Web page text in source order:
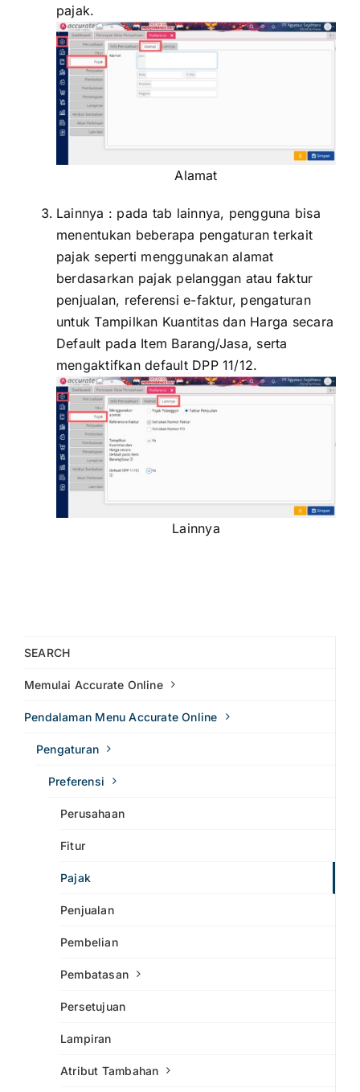
pajak.
Alamat
Lainnya : pada tab lainnya, pengguna bisa
menentukan beberapa pengaturan terkait
pajak seperti menggunakan alamat
berdasarkan pajak pelanggan atau faktur
penjualan, referensi e-faktur, pengaturan
untuk Tampilkan Kuantitas dan Harga secara
Default pada Item Barang/Jasa, serta
mengaktifkan default DPP 11/12.
Lainnya
SEARCH
Memulai Accurate Online
Pendalaman Menu Accurate Online
Pengaturan
Preferensi
Perusahaan
Fitur
Pajak
Penjualan
Pembelian
Pembatasan
Persetujuan
Lampiran
Atribut Tambahan